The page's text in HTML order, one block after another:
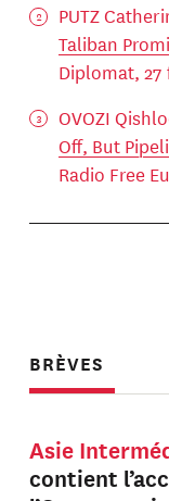
PUTZ
Taliban
Diplomat, 27
OVOZI
Off, But
Radio Free
BRÈVES
Asie
contient